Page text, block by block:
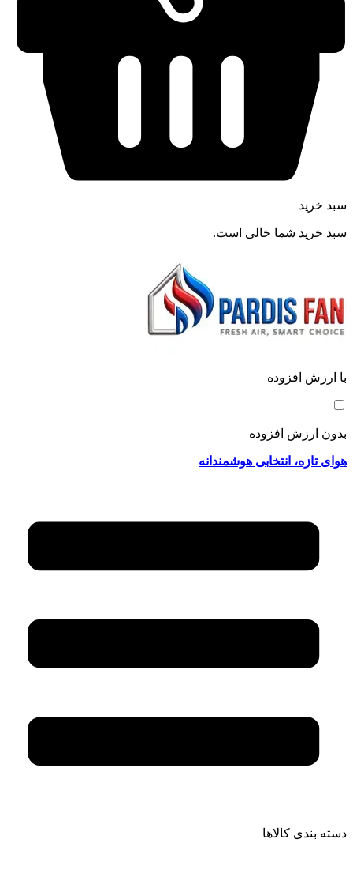
سبد خرید
سبد خرید شما خالی است.
با ارزش افزوده
بدون ارزش افزوده
هوای تازه، انتخابی هوشمندانه
دسته بندی کالاها